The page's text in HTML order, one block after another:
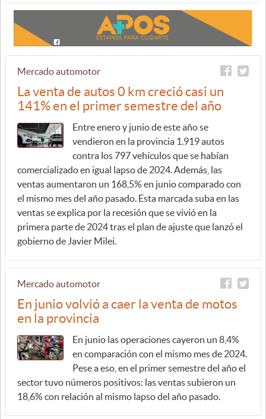
Mercado automotor
La venta de autos 0 km creció casi un
141% en el primer semestre del año
Entre enero y junio de este año se
vendieron en la provincia 1.919 autos
contra los 797 vehículos que se habían
comercializado en igual lapso de 2024. Además, las
ventas aumentaron un 168,5% en junio comparado con
el mismo mes del año pasado. Esta marcada suba en las
ventas se explica por la recesión que se vivió en la
primera parte de 2024 tras el plan de ajuste que lanzó el
gobierno de Javier Milei.
Mercado automotor
En junio volvió a caer la venta de motos
en la provincia
En junio las operaciones cayeron un 8,4%
en comparación con el mismo mes de 2024.
Pese a eso, en el primer semestre del año el
sector tuvo números positivos: las ventas subieron un
18,6% con relación al mismo lapso del año pasado.